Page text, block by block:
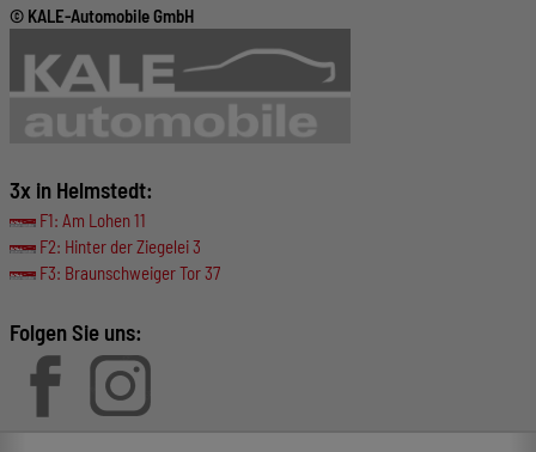
© KALE-Automobile GmbH
3x in Helmstedt:
F1: Am Lohen 11
F2: Hinter der Ziegelei 3
F3: Braunschweiger Tor 37
Folgen Sie uns: